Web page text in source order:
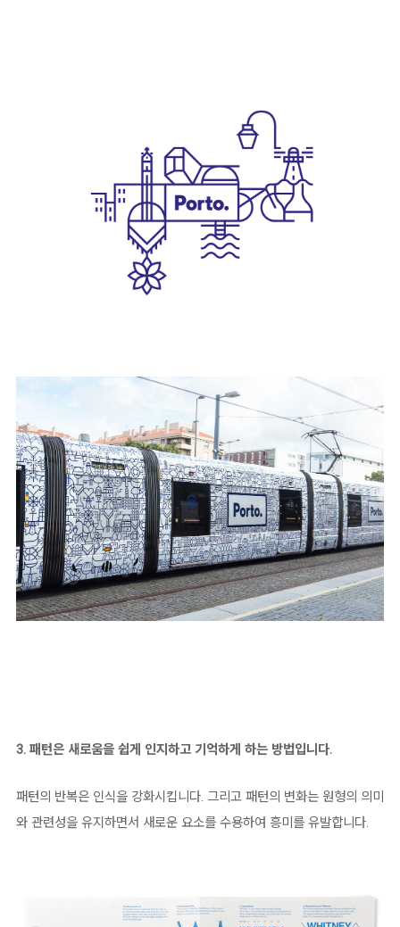
3. 패턴은 새로움을 쉽게 인지하고 기억하게 하는 방법입니다.
패턴의 반복은 인식을 강화시킵니다. 그리고 패턴의 변화는 원형의 의미
와 관련성을 유지하면서 새로운 요소를 수용하여 흥미를 유발합니다.